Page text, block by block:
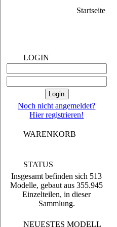
Startseite
LOGIN
Noch nicht angemeldet?
Hier registrieren!
WARENKORB
STATUS
Insgesamt befinden sich 513
Modelle, gebaut aus 355.945
Einzelteilen, in dieser
Sammlung.
NEUESTES MODELL